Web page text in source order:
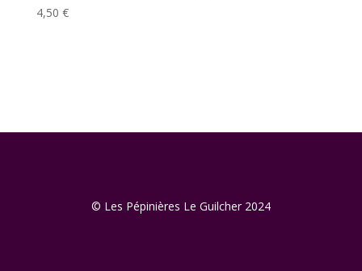
4,50 €
© Les Pépinières Le Guilcher 2024